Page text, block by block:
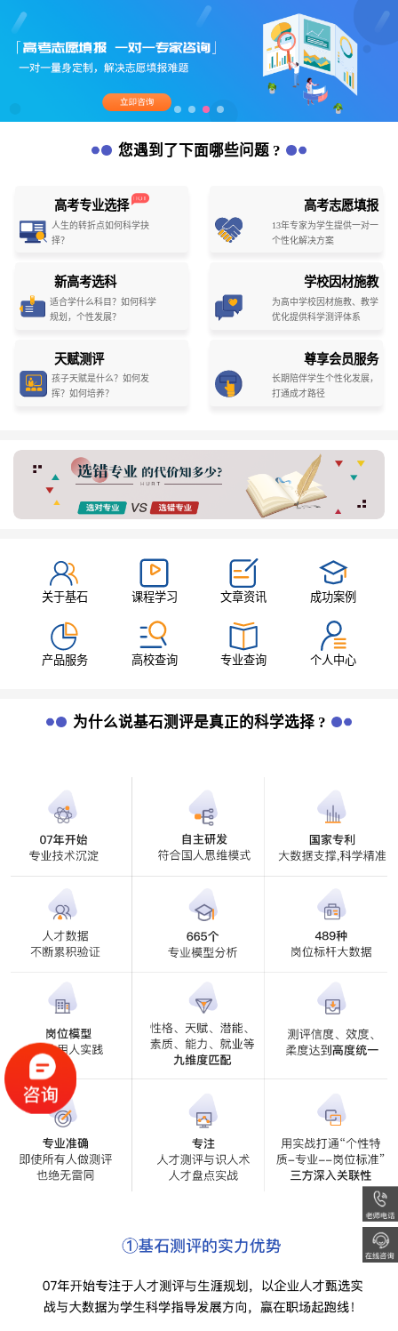
您遇到了下面哪些问题 ?
高考专业选择
人生的转折点如何科学抉
择？
高考志愿填报
13年专家为学生提供一对一
个性化解决方案
新高考选科
适合学什么科目？如何科学
规划，个性发展？
学校因材施教
为高中学校因材施教、教学
优化提供科学测评体系
天赋测评
孩子天赋是什么？如何发
挥？如何培养？
尊享会员服务
长期陪伴学生个性化发展，
打通成才路径
关于基石 课程学习 文章资讯 成功案例
产品服务 高校查询 专业查询 个人中心
为什么说基石测评是真正的科学选择 ?